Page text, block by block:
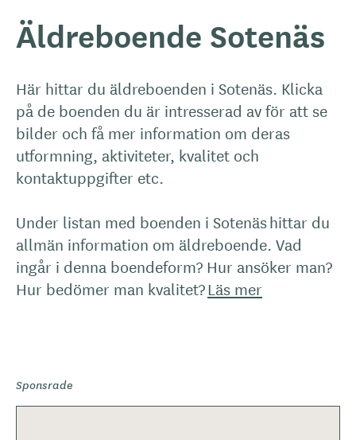
Äldreboende Sotenäs
Här hittar du äldreboenden i Sotenäs. Klicka
på de boenden du är intresserad av för att se
bilder och få mer information om deras
utformning, aktiviteter, kvalitet och
kontaktuppgifter etc.
Under listan med boenden i Sotenäs hittar du
allmän information om äldreboende. Vad
ingår i denna boendeform? Hur ansöker man?
Hur bedömer man kvalitet?Läs mer
Sponsrade